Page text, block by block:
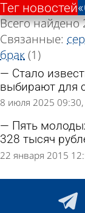
Тег новостей
Всего найдено
Связанные:
брак(1)
Стало
выбирают для
8 июля 2025 09:30
Пять
328 тысяч
22 января 2015